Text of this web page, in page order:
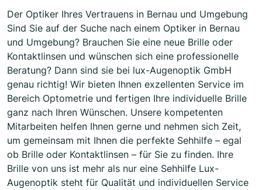
Der Optiker Ihres Vertrauens in Bernau und Umgebung
Sind Sie auf der Suche nach einem Optiker in Bernau
und Umgebung? Brauchen Sie eine neue Brille oder
Kontaktlinsen und wünschen sich eine professionelle
Beratung? Dann sind sie bei lux-Augenoptik GmbH
genau richtig! Wir bieten Ihnen exzellenten Service im
Bereich Optometrie und fertigen Ihre individuelle Brille
ganz nach Ihren Wünschen. Unsere kompetenten
Mitarbeiten helfen Ihnen gerne und nehmen sich Zeit,
um gemeinsam mit Ihnen die perfekte Sehhilfe – egal
ob Brille oder Kontaktlinsen – für Sie zu finden. Ihre
Brille von uns ist mehr als nur eine Sehhilfe Lux-
Augenoptik steht für Qualität und individuellen Service